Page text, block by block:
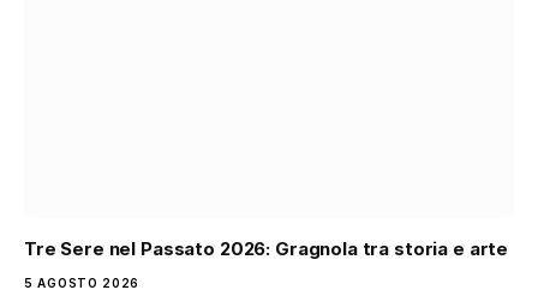
Tre Sere nel Passato 2026: Gragnola tra storia e arte
5 AGOSTO 2026